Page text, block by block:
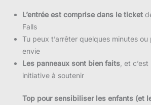
L’entrée est comprise dans le ticket
Falls
Tu peux t’arrêter quelques minutes ou
envie
Les panneaux sont bien faits , et
initiative à soutenir
Top pour sensibiliser les enfants (et